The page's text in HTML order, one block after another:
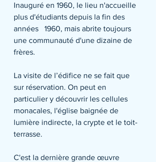
Inauguré en 1960, le lieu n'accueille
plus d'étudiants depuis la fin des
années   1960, mais abrite toujours
une communauté d'une dizaine de
frères.
La visite de l’édifice ne se fait que
sur réservation. On peut en
particulier y découvrir les cellules
monacales, l'église baignée de
lumière indirecte, la crypte et le toit-
terrasse.
C'est la dernière grande œuvre